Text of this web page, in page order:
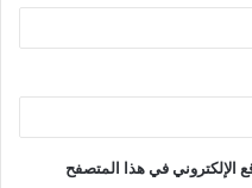
الإلكتروني في هذا المتصفح